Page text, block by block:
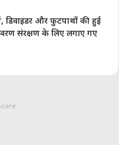
डिवाइडर और फुटपाथों की हुई
संरक्षण के लिए लगाए गए